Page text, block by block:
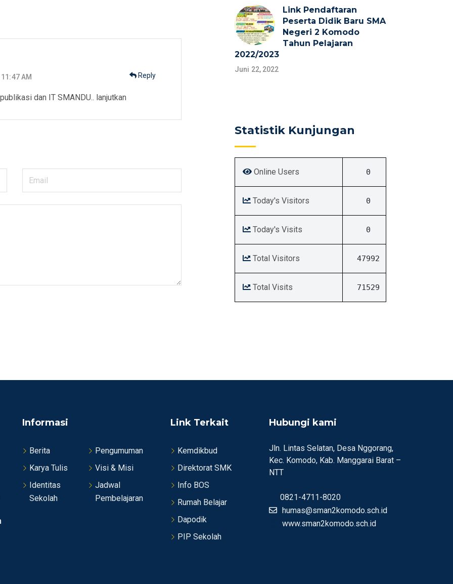
11:47 AM
dan IT SMANDU.. lanjutkan
Reply
Link Pendaftaran
Peserta Didik Baru SMA
Negeri 2 Komodo
Tahun Pelajaran
2022/2023
Juni 22, 2022
Statistik Kunjungan
Online Users 0
Today's Visitors 0
Today's Visits 0
Total Visitors 47992
Total Visits 71529
Informasi
Berita
Pengumuman
Karya Tulis
Visi & Misi
Identitas
Sekolah
Jadwal
Pembelajaran
Link Terkait
Kemdikbud
Direktorat SMK
Info BOS
Rumah Belajar
Dapodik
PIP Sekolah
Hubungi kami
Jln. Lintas Selatan, Desa Nggorang,
Kec. Komodo, Kab. Manggarai Barat –
NTT
0821-4711-8020
humas@sman2komodo.sch.id
www.sman2komodo.sch.id